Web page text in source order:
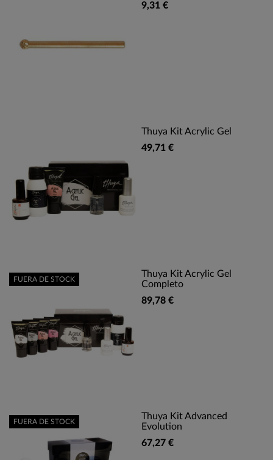
9,31 €
Thuya Kit Acrylic Gel
49,71 €
Thuya Kit Acrylic Gel
Completo
89,78 €
FUERA DE STOCK
Thuya Kit Advanced
Evolution
67,27 €
FUERA DE STOCK